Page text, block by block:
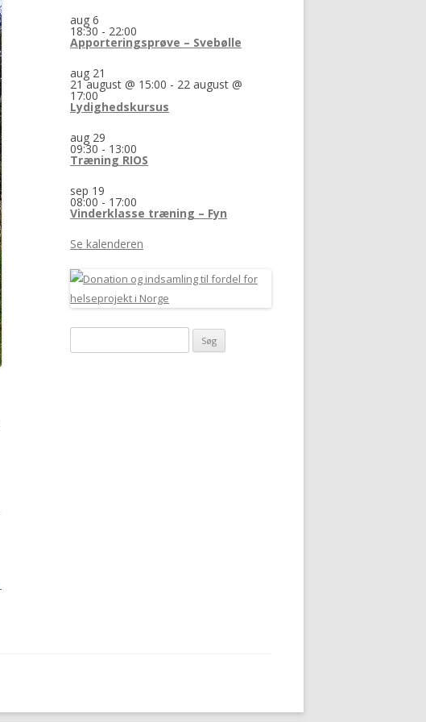
aug 6
18:30 - 22:00
Apporteringsprøve – Svebølle
aug 21
21 august @ 15:00 - 22 august @
17:00
Lydighedskursus
aug 29
09:30 - 13:00
Træning RIOS
sep 19
08:00 - 17:00
Vinderklasse træning – Fyn
Se kalenderen
efter: